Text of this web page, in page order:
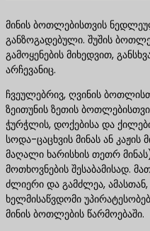
მინის ბოთლებისთვის
განზოგადებული. შუშის
გამოყენების მიხედვით,
არჩევანიც.
ჩვეულებრივ, ღვინის
ზეითუნის ზეთის
ჭურჭლის, დოქებისა და
სოდა-ცაცხვის მინას ან კაჟის
მაღალი ხარისხის თეთრ
მოთხოვნების შესაბამისად.
ძლიერი და გამძლეა,
ხელმისაწვდომი
მინის ბოთლების წარმოებაში.